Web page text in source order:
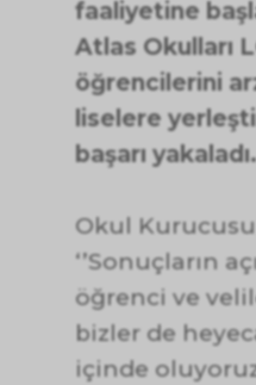
faaliyetine
Atlas Okulları
öğrencilerini
liselere
başarı yakaladı.
Okul
‘’Sonuçların
öğrenci ve
bizler de
içinde